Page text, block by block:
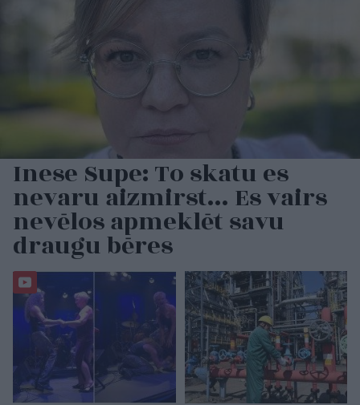
Inese Supe: To skatu es
nevaru aizmirst… Es vairs
nevēlos apmeklēt savu
draugu bēres